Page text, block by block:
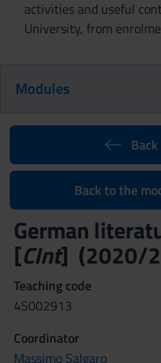
activities and useful
University, from
Modules
Back to the
German
[CInt] (2020/
Teaching code
4S002913
Coordinator
Massimo Salgaro